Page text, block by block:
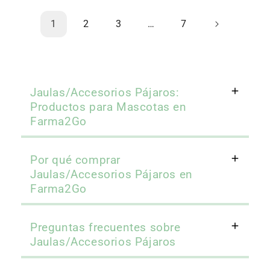
1 2 3 … 7
Jaulas/Accesorios Pájaros:
Productos para Mascotas en
Farma2Go
Por qué comprar
Jaulas/Accesorios Pájaros en
Farma2Go
Preguntas frecuentes sobre
Jaulas/Accesorios Pájaros